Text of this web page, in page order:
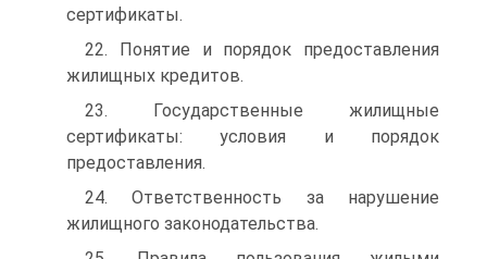
сертификаты.
22. Понятие и порядок предоставления
жилищных кредитов.
23. Государственные жилищные
сертификаты: условия и порядок
предоставления.
24. Ответственность за нарушение
жилищного законодательства.